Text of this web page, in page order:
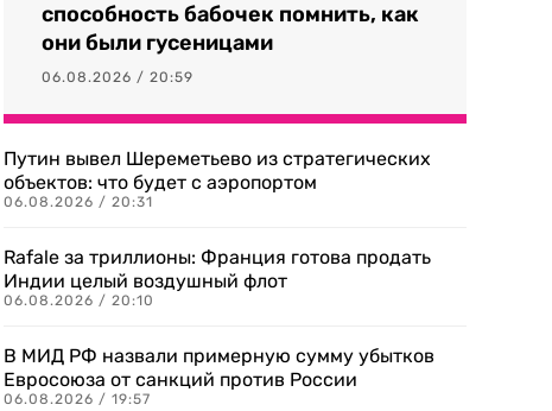
способность бабочек помнить, как
они были гусеницами
06.08.2026 / 20:59
Путин вывел Шереметьево из стратегических
объектов: что будет с аэропортом
06.08.2026 / 20:31
Rafale за триллионы: Франция готова продать
Индии целый воздушный флот
06.08.2026 / 20:10
В МИД РФ назвали примерную сумму убытков
Евросоюза от санкций против России
06.08.2026 / 19:57